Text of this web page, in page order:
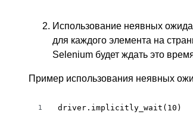
Использование неявных
для каждого элемента на
Selenium будет ждать это
Пример использования неявных
1 driver.implicitly_wait(10)